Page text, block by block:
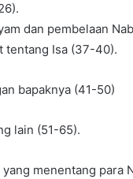
dan pembelaan
tentang Isa (37-40).
bapaknya (41-50)
lain (51-65).
menentang para